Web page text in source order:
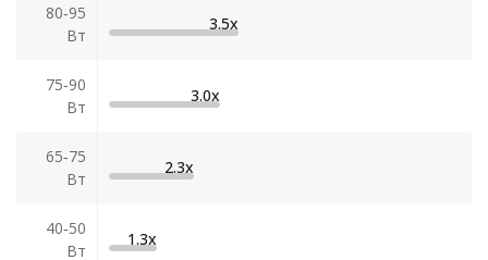
80‑95
Вт
3.5х
75‑90
Вт
3.0х
65‑75
Вт
2.3х
40‑50
Вт
1.3х